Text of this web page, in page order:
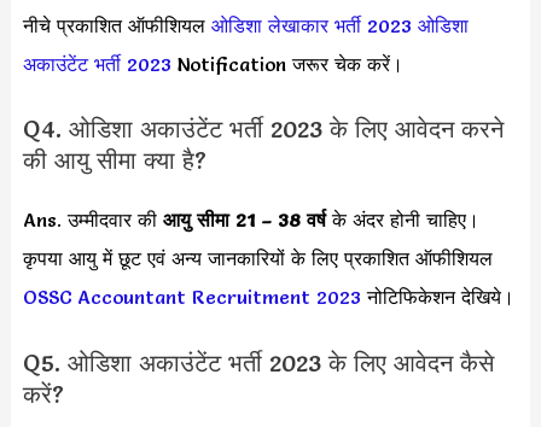
नीचे प्रकाशित ऑफीशियल ओडिशा लेखाकार भर्ती 2023 ओडिशा
अकाउंटेंट भर्ती 2023 Notification जरूर चेक करें।
Q4. ओडिशा अकाउंटेंट भर्ती 2023 के लिए आवेदन करने
की आयु सीमा क्या है?
Ans. उम्मीदवार की आयु सीमा21 – 38 वर्षके अंदर होनी चाहिए।
कृपया आयु में छूट एवं अन्य जानकारियों के लिए प्रकाशित ऑफीशियल
OSSC Accountant Recruitment 2023 नोटिफिकेशन देखिये।
Q5. ओडिशा अकाउंटेंट भर्ती 2023 के लिए आवेदन कैसे
करें?